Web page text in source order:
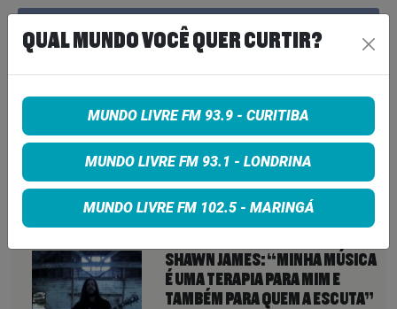
Share on Google+
VEJA TAMBÉM
SHAWN JAMES: “MINHA MÚSICA
É UMA TERAPIA PARA MIM E
TAMBÉM PARA QUEM A ESCUTA”
QUAL MUNDO VOCÊ QUER CURTIR?
MUNDO LIVRE FM 93.9 - CURITIBA
MUNDO LIVRE FM 93.1 - LONDRINA
MUNDO LIVRE FM 102.5 - MARINGÁ